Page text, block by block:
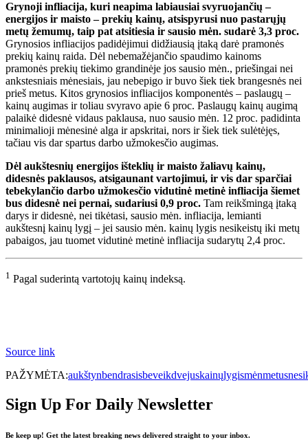
Grynoji infliacija, kuri neapima labiausiai svyruojančių –
energijos ir maisto – prekių kainų, atsispyrusi nuo pastarųjų
metų žemumų, taip pat atsitiesia ir sausio mėn. sudarė 3,3 proc.
Grynosios infliacijos padidėjimui didžiausią įtaką darė pramonės
prekių kainų raida. Dėl nebemažėjančio spaudimo kainoms
pramonės prekių tiekimo grandinėje jos sausio mėn., priešingai nei
ankstesniais mėnesiais, jau nebepigo ir buvo šiek tiek brangesnės nei
prieš metus. Kitos grynosios infliacijos komponentės – paslaugų –
kainų augimas ir toliau svyravo apie 6 proc. Paslaugų kainų augimą
palaikė didesnė vidaus paklausa, nuo sausio mėn. 12 proc. padidinta
minimalioji mėnesinė alga ir apskritai, nors ir šiek tiek sulėtėjęs,
tačiau vis dar spartus darbo užmokesčio augimas.
Dėl aukštesnių energijos išteklių ir maisto žaliavų kainų,
didesnės paklausos, atsigaunant vartojimui, ir vis dar sparčiai
tebekylančio darbo užmokesčio vidutinė metinė infliacija šiemet
bus didesnė nei pernai, sudariusi 0,9 proc. Tam reikšmingą įtaką
darys ir didesnė, nei tikėtasi, sausio mėn. infliacija, lemianti
aukštesnį kainų lygį – jei sausio mėn. kainų lygis nesikeistų iki metų
pabaigos, jau tuomet vidutinė metinė infliacija sudarytų 2,4 proc.
1 Pagal suderintą vartotojų kainų indeksą.
Source link
PAŽYMĖTA:aukštynbendrasisbeveikdvejuskainųlygismėnmetus
Sign Up For Daily Newsletter
Be keep up! Get the latest breaking news delivered straight to your inbox.